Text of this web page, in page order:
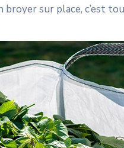
broyer sur place, c’est